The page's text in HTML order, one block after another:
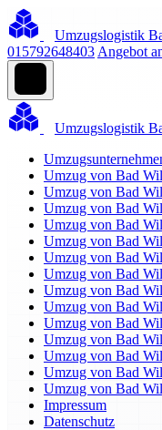
Umzugslogistik
015792648403 Angebot
Umzugslogistik
Umzug von Bad
Umzug von Bad
Umzug von Bad
Umzug von Bad
Umzug von Bad
Umzug von Bad
Umzug von Bad
Umzug von Bad
Umzug von Bad
Umzug von Bad
Umzug von Bad
Umzug von Bad
Umzug von Bad
Umzug von Bad
Impressum
Datenschutz